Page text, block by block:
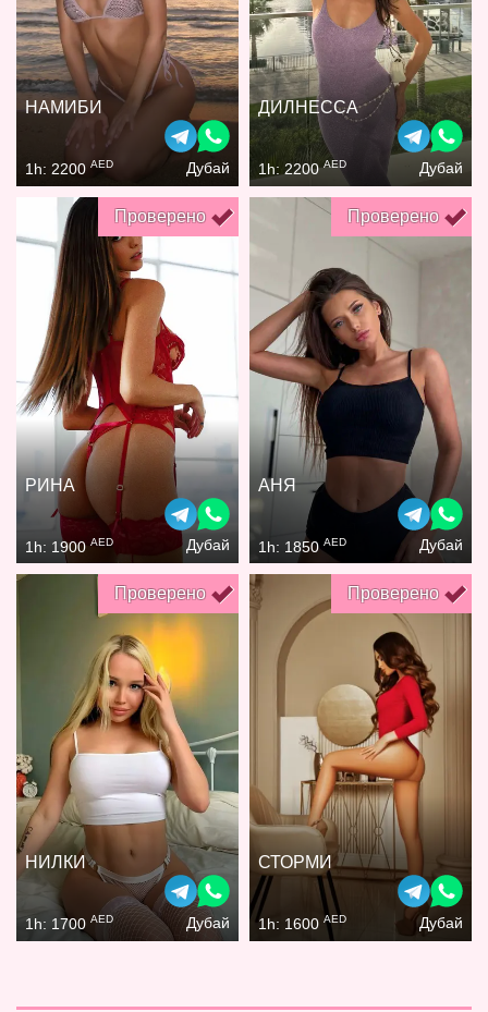
НАМИБИ
1h: 2200 AED Дубай
ДИЛНЕССА
1h: 2200AED Дубай
Проверено
РИНА
1h: 1900 AED Дубай
Проверено
АНЯ
1h: 1850AED Дубай
Проверено
НИЛКИ
1h: 1700 AED Дубай
Проверено
СТОРМИ
1h: 1600 AED Дубай